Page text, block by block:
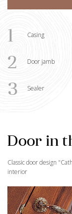
1 Casing
2 Door jamb
3 Sealer
Door in
Classic door design "
interior